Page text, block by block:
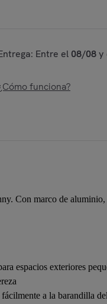
Entre el 08/08y
funciona?
Con marco de
espacios exteriores
a la barandilla